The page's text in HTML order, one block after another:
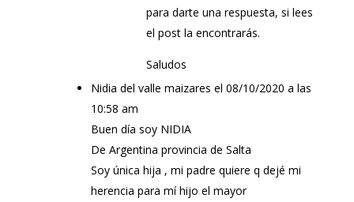
para darte una respuesta, si lees
el post la encontrarás.
Saludos
Nidia del valle maizares el 08/10/2020 a las
10:58 am
Buen día soy NIDIA
De Argentina provincia de Salta
Soy única hija , mi padre quiere q dejé mi
herencia para mí hijo el mayor